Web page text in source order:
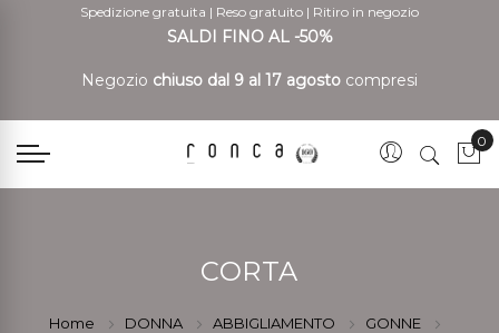
Spedizione gratuita | Reso gratuito | Ritiro in negozio
SALDI FINO AL -50%
Negozio chiuso dal 9 al 17 agosto compresi
0
CORTA
Home DONNA ABBIGLIAMENTO
GONNE